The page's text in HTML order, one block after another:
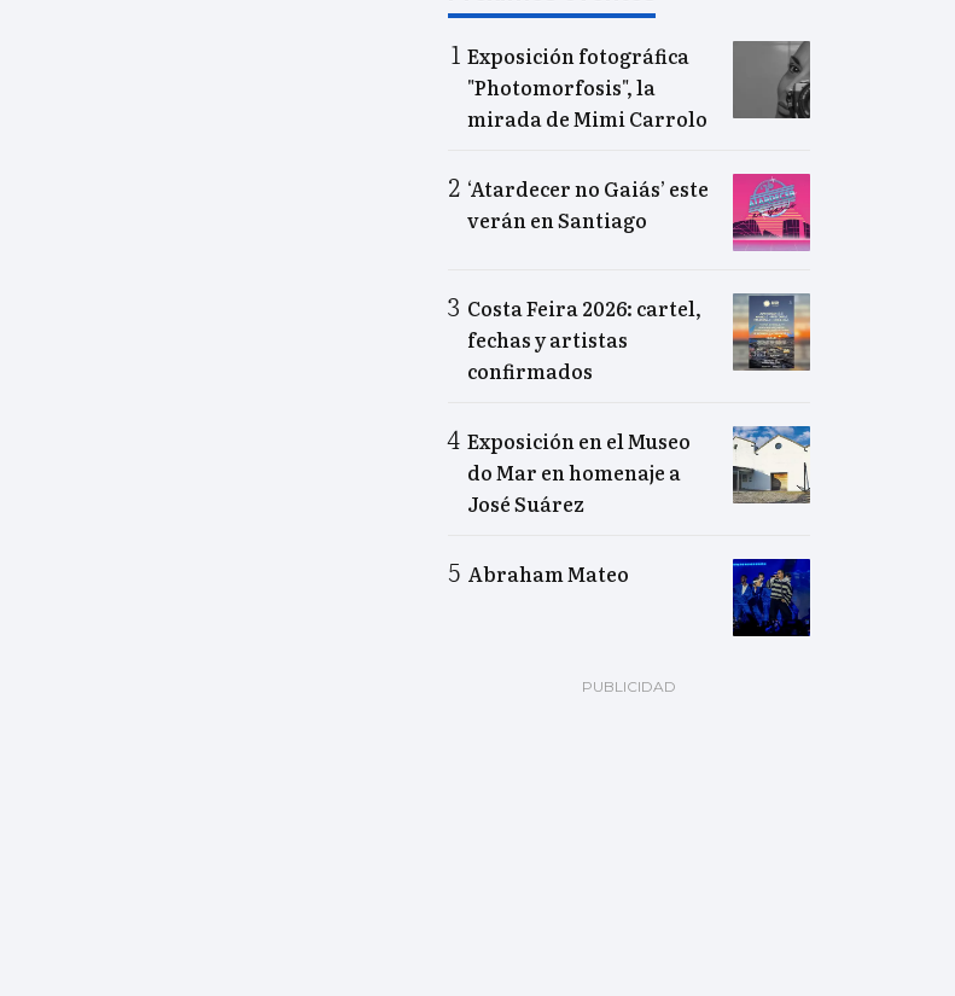
Exposición fotográfica
"Photomorfosis", la
mirada de Mimi Carrolo
‘Atardecer no Gaiás’ este
verán en Santiago
Costa Feira 2026: cartel,
fechas y artistas
confirmados
Exposición en el Museo
do Mar en homenaje a
José Suárez
Abraham Mateo